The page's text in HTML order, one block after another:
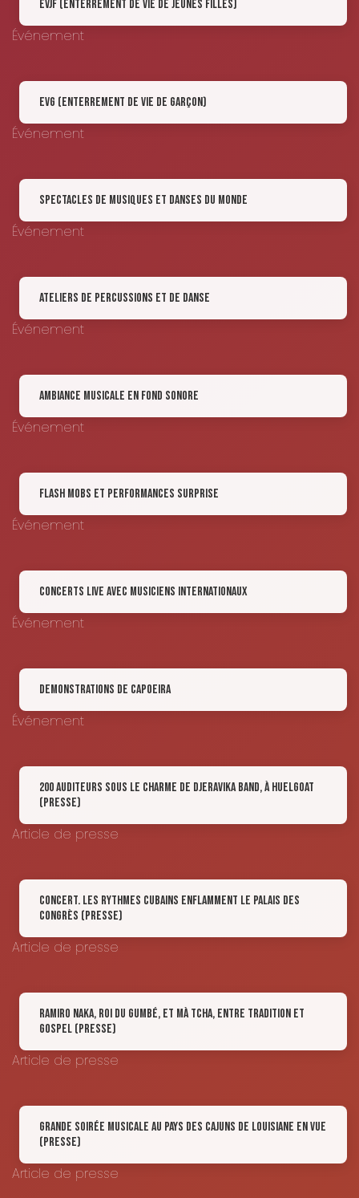
EVJF (Enterrement de Vie de Jeunes Filles)
Événement
EVG (Enterrement de Vie de Garçon)
Événement
Spectacles de Musiques et Danses du Monde
Événement
Ateliers de Percussions et de Danse
Événement
Ambiance Musicale en Fond Sonore
Événement
Flash Mobs et Performances Surprise
Événement
Concerts Live avec Musiciens Internationaux
Événement
Demonstrations de capoeira
Événement
200 auditeurs sous le charme de Djeravika Band, à Huelgoat
(Presse)
Article de presse
Concert. Les rythmes cubains enflamment le palais des
congrès (Presse)
Article de presse
Ramiro Naka, roi du gumbé, et Mà Tcha, entre tradition et
gospel (Presse)
Article de presse
Grande soirée musicale au pays des Cajuns de Louisiane en vue
(Presse)
Article de presse